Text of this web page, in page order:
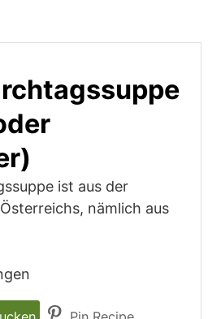
ist aus der
nämlich aus